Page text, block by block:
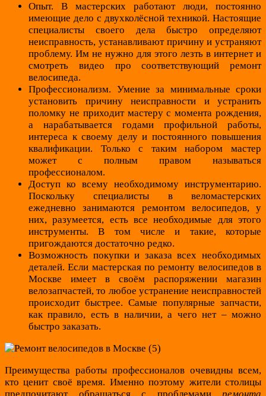
Опыт. В мастерских работают люди, постоянно
имеющие дело с двухколёсной техникой. Настоящие
специалисты своего дела быстро определяют
неисправность, устанавливают причину и устраняют
проблему. Им не нужно для этого лезть в интернет и
смотреть видео про соответствующий ремонт
велосипеда.
Профессионализм. Умение за минимальные сроки
установить причину неисправности и устранить
поломку не приходит мастеру с момента рождения,
а нарабатывается годами профильной работы,
интереса к своему делу и постоянного повышения
квалификации. Только с таким набором мастер
может с полным правом называться
профессионалом.
Доступ ко всему необходимому инструментарию.
Поскольку специалисты в веломастерских
ежедневно занимаются ремонтом велосипедов, у
них, разумеется, есть все необходимые для этого
инструменты. В том числе и такие, которые
пригождаются достаточно редко.
Возможность покупки и заказа всех необходимых
деталей. Если мастерская по ремонту велосипедов в
Москве имеет в своём распоряжении магазин
велозапчастей, то любое устранение неисправностей
происходит быстрее. Самые популярные запчасти,
как правило, есть в наличии, а чего нет – можно
быстро заказать.
Преимущества работы профессионалов очевидны всем,
кто ценит своё время. Именно поэтому жители столицы